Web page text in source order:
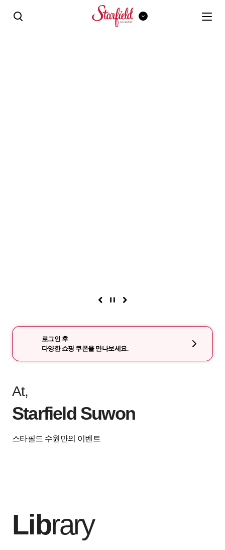
로그인 후
다양한 쇼핑 쿠폰을 만나보세요.
At,
Starfield Suwon
스타필드 수원만의 이벤트
Library